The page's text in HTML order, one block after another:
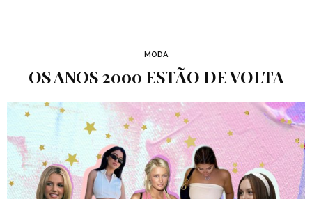
MODA
OS ANOS 2000 ESTÃO DE VOLTA